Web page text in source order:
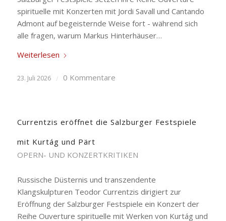
spirituelle mit Konzerten mit Jordi Savall und Cantando
Admont auf begeisternde Weise fort - während sich
alle fragen, warum Markus Hinterhäuser…
Weiterlesen
23. Juli 2026 / 0 Kommentare
Currentzis eröffnet die Salzburger Festspiele
mit Kurtág und Pärt
OPERN- UND KONZERTKRITIKEN
Russische Düsternis und transzendente
Klangskulpturen Teodor Currentzis dirigiert zur
Eröffnung der Salzburger Festspiele ein Konzert der
Reihe Ouverture spirituelle mit Werken von Kurtág und